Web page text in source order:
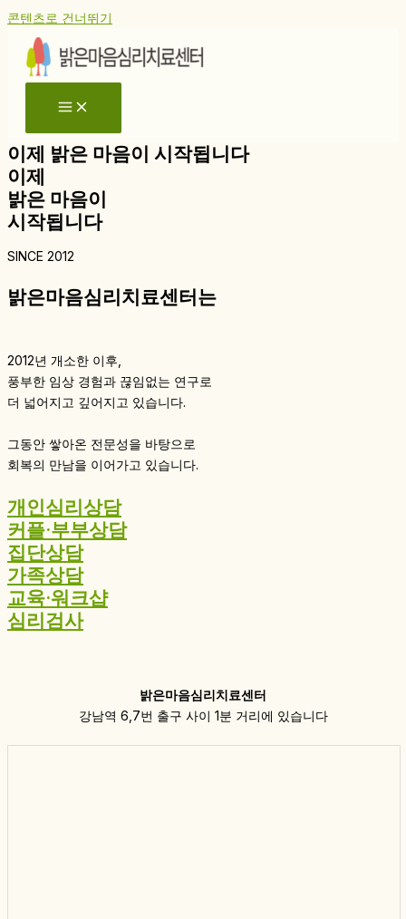
콘텐츠로 건너뛰기
이제 밝은 마음이 시작됩니다
이제
밝은 마음이
시작됩니다
SINCE 2012
밝은마음심리치료센터는
2012년 개소한 이후,
풍부한 임상 경험과 끊임없는 연구로
더 넓어지고 깊어지고 있습니다.
그동안 쌓아온 전문성을 바탕으로
회복의 만남을 이어가고 있습니다.
개인심리상담
커플·부부상담
집단상담
가족상담
교육·워크샵
심리검사
밝은마음심리치료센터
강남역 6,7번 출구 사이 1분 거리에 있습니다